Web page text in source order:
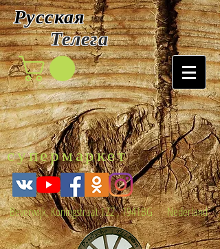
Русская
Телега
супермаркет
Beverwijk, Koningstraat 122 , 1941BG Nederland